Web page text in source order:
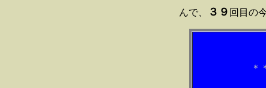
んで、 ３９ 回目の
ちくま文
＊＊＊